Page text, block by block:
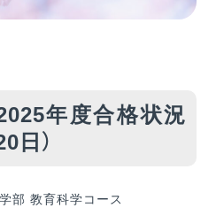
年度合格状況
日）
教育科学コース